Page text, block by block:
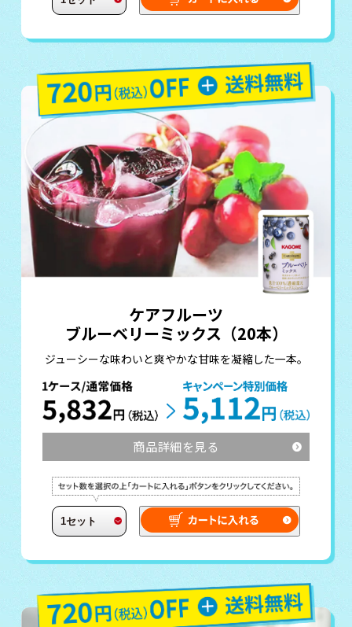
ケアフルーツ
ブルーベリーミックス（20本）
ジューシーな味わいと爽やかな甘味を凝縮した一本。
商品詳細を見る